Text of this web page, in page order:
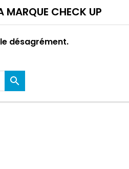
MARQUE CHECK UP
désagrément.
